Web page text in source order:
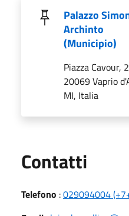
Palazzo
Archinto
(Municipio)
Piazza Cavour,
20069 Vaprio
MI, Italia
Contatti
Telefono :029094004